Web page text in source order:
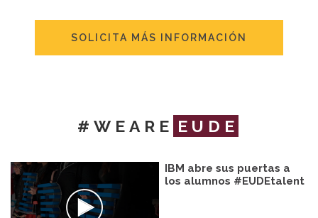
SOLICITA MÁS INFORMACIÓN
#WEARE EUDE
IBM abre sus puertas a
los alumnos #EUDEtalent